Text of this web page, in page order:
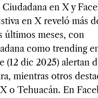
Ciudadana en X y
en X reveló más
últimos meses, con
como trending
(12 dic 2025) alertan
mientras otros
o Tehuacán. En